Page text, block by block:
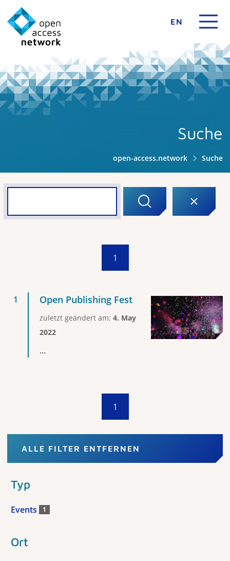
EN
Suche
open-access.network Suche
1
Open Publishing Fest
zuletzt geändert am: 4. May
2022
...
1
ALLE FILTER ENTFERNEN
Typ
Events 1
Ort